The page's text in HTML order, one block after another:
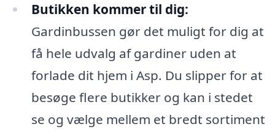
Butikken kommer til dig:
Gardinbussen gør det muligt for dig at
få hele udvalg af gardiner uden at
forlade dit hjem i Asp. Du slipper for at
besøge flere butikker og kan i stedet
se og vælge mellem et bredt sortiment